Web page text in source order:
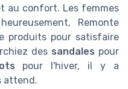
au confort. Les femmes
Remonte
produits pour satisfaire
des sandales pour
pour l'hiver, il y a
attend.